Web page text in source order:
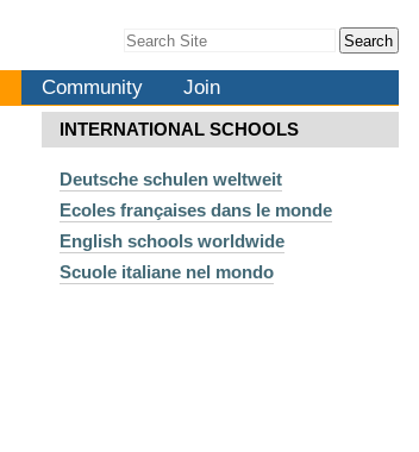
Search Site
Search…
Community Join
INTERNATIONAL SCHOOLS
Deutsche schulen weltweit
Ecoles françaises dans le monde
English schools worldwide
Scuole italiane nel mondo